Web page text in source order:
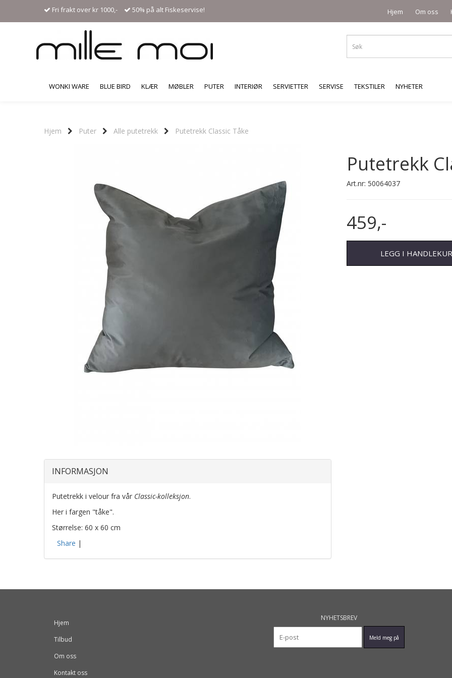
Fri frakt over kr 1000,- 50% på alt Fiskeservise! Hjem Om oss
WONKI WARE BLUE BIRD KLÆR MØBLER PUTER INTERIØR SERVIETTER SERVISE TEKSTILER NYHETER
Hjem Puter Alle putetrekk Putetrekk Classic Tåke
Putetrekk
Art.nr: 50064037
459,-
LEGG I
INFORMASJON
Putetrekk i velour fra vår Classic-kolleksjon.
Her i fargen "tåke".
Størrelse: 60 x 60 cm
Share |
Hjem
Tilbud
Om oss
Kontakt oss
NYHETSBREV